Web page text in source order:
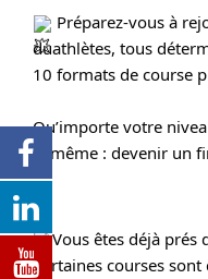
Préparez-vous à
duathlètes, tous
10 formats de course
Qu’importe votre
le même : devenir un
Vous êtes déjà prés
Certaines courses